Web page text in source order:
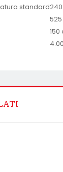
standard
150